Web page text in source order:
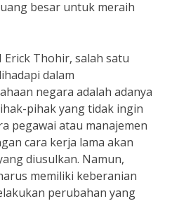
besar untuk meraih
Thohir, salah satu
dalam
negara adalah adanya
pihak yang tidak ingin
pegawai atau manajemen
cara kerja lama akan
diusulkan. Namun,
memiliki keberanian
perubahan yang